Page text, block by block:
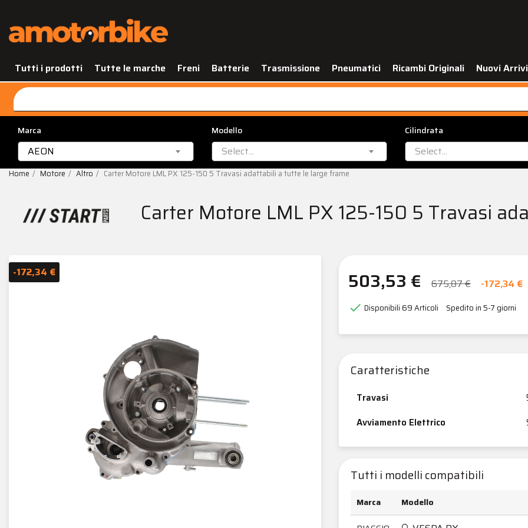
Tutti i prodotti Tutte le marche Freni Batterie Trasmissione Pneumatici Ricambi Originali Nuovi Arrivi
Marca
AEON
Modello
Select...
Cilindrata
Select...
Home Motore Altro Carter Motore LML PX 125-150 5 Travasi adattabili a tutte le large frame
Carter Motore LML PX 125-150 5 Travasi
-172,34 € 503,53 € 675,87 € -172,34 €
 Disponibili69 Articoli Spedito in 5-7 giorni
Caratteristiche
Travasi
Avviamento Elettrico
Tutti i modelli compatibili
Marca Modello